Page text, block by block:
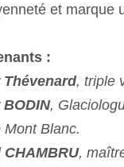
et marque
:
Thévenard, triple
BODIN,
Mont Blanc.
CHAMBRU,